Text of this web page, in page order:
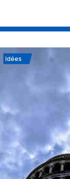
Idées